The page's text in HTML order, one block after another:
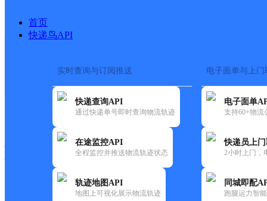
首页
快递鸟API
实时查询与订阅推送
快递查询API
通过快递单号即时查询物流轨迹
在途监控API
全程监控并推送物流轨迹状态
轨迹地图API
地图上可视化展示物流轨迹
电子面单与上门
电子面单
支持60+物流
快递员上
2小时上门，
同城即配
跑腿运力智
快运大全 快递时效